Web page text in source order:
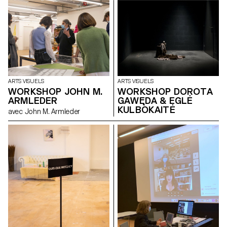
ARTS VISUELS
WORKSHOP JOHN M.
ARMLEDER
avec John M. Armleder
ARTS VISUELS
WORKSHOP DOROTA
GAWĘDA & EGLĖ
KULBOKAITĖ